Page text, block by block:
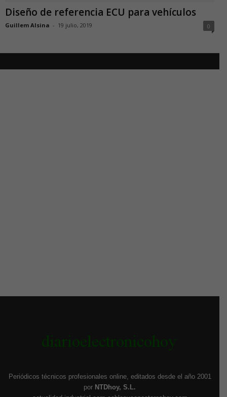
Diseño de referencia ECU para vehículos
Guillem Alsina - 19 julio, 2019 0
Periódicos técnicos profesionales online, editados desde el año 2001
por NTDhoy, S.L.